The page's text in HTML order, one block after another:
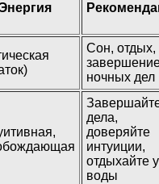
Сон, отдых,
ночных дел
дела,
доверяйте
интуиции,
отдыхайте у
воды